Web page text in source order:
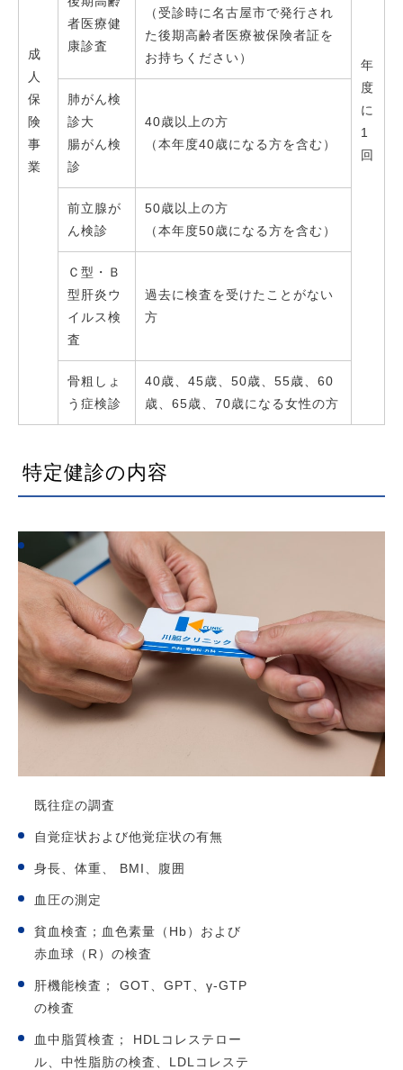
成
人
保
険
事
業
年
度
に
1
回
者医療健
康診査
（受診時に名古屋市で発行され
た後期高齢者医療被保険者証を
お持ちください）
肺がん検
診大
腸がん検
診
40歳以上の方
（本年度40歳になる方を含む）
前立腺が
ん検診
50歳以上の方
（本年度50歳になる方を含む）
Ｃ型・Ｂ
型肝炎ウ
イルス検
査
過去に検査を受けたことがない
方
骨粗しょ
う症検診
40歳、45歳、50歳、55歳、60
歳、65歳、70歳になる女性の方
特定健診の内容
既往症の調査
自覚症状および他覚症状の有無
身長、体重、 BMI、腹囲
血圧の測定
貧血検査；血色素量（Hb）および
赤血球（R）の検査
肝機能検査； GOT、GPT、γ-GTP
の検査
血中脂質検査； HDLコレステロー
ル、中性脂肪の検査、LDLコレステ